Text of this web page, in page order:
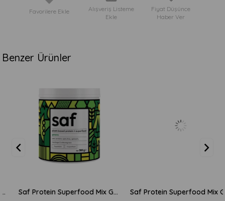
Favorilere Ekle
Alışveriş Listeme
Ekle
Fiyat Düşünce
Haber Ver
Benzer Ürünler
Saf Protein Superfood Mix Greens 360gr Saf Protein Superfood Mix Glow 360gr